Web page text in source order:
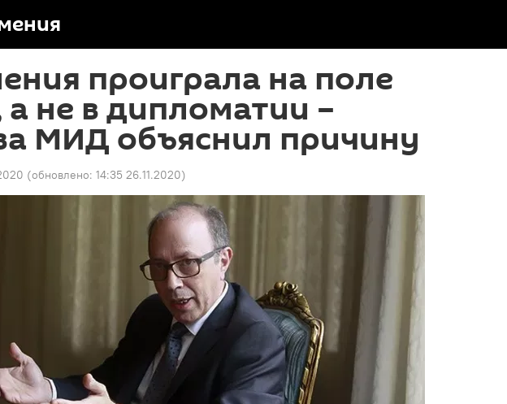
проиграла на поле
а не в дипломатии –
МИД объяснил причину
(обновлено: 14:35 26.11.2020)